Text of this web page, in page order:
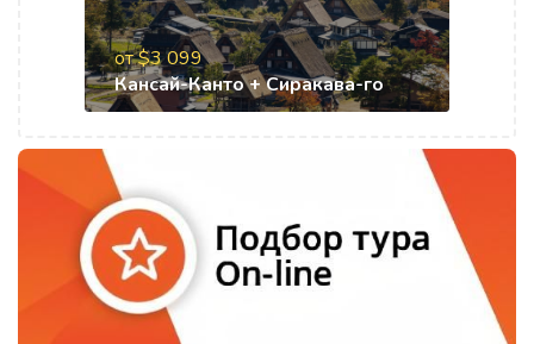
от $3 099
Кансай-Канто + Сиракава-го